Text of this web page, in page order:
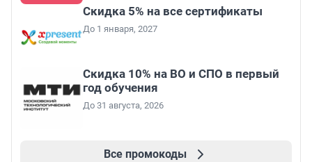
Скидка 5% на все сертификаты
До 1 января, 2027
Скидка 10% на ВО и СПО в первый
год обучения
До 31 августа, 2026
Все промокоды